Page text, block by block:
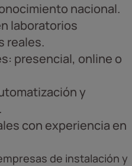
nacional.
laboratorios
reales.
presencial, online o
y
con experiencia en
de instalación y